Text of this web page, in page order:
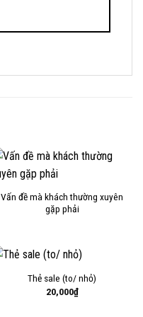
Vấn đề mà khách thường xuyên
gặp phải
Thẻ sale (to/ nhỏ)
20,000₫